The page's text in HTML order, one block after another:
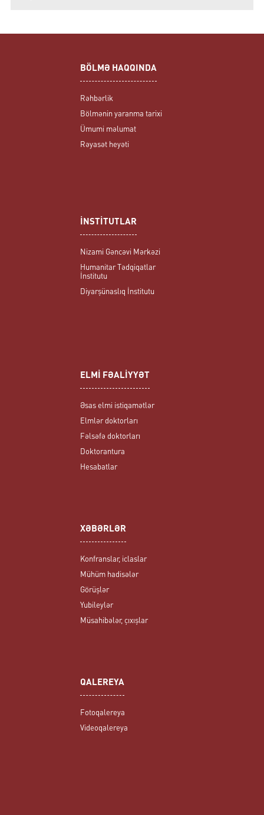
BÖLMƏ HAQQINDA
Rəhbərlik
Bölmənin yaranma tarixi
Ümumi məlumat
Rəyasət heyəti
İNSTİTUTLAR
Nizami Gəncəvi Mərkəzi
Humanitar Tədqiqatlar
İnstitutu
Diyarşünaslıq İnstitutu
ELMİ FƏALİYYƏT
Əsas elmi istiqamətlər
Elmlər doktorları
Fəlsəfə doktorları
Doktorantura
Hesabatlar
XƏBƏRLƏR
Konfranslar, iclaslar
Mühüm hadisələr
Görüşlər
Yubileylər
Müsahibələr, çıxışlar
QALEREYA
Fotoqalereya
Videoqalereya